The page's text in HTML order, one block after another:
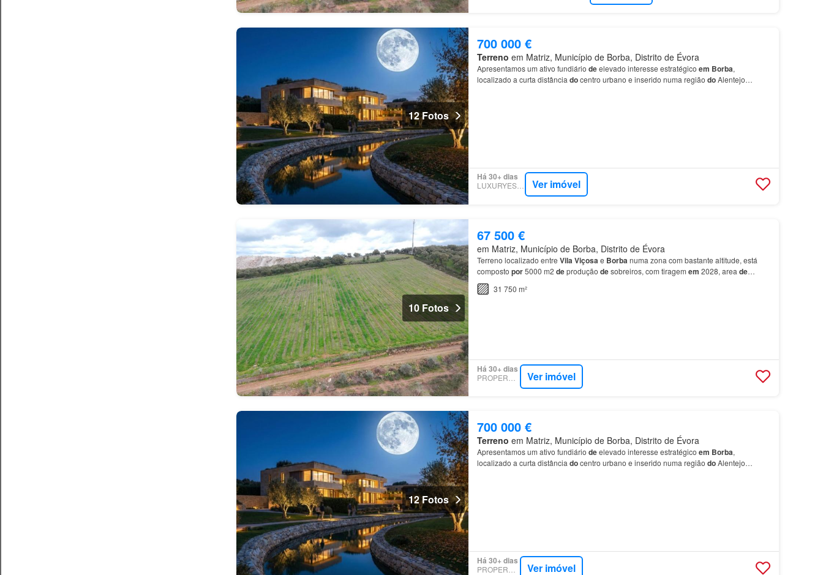
12 Fotos
700 000 €
Terreno em Matriz, Município de Borba, Distrito de Évora
Apresentamos um ativo fundiário deelevado interesse estratégico em Borba,
localizado a curta distância docentro urbano e inserido numa região doAlentejo
Há 30+ dias
LUXURYESTATE Ver imóvel
10 Fotos
67 500 €
em Matriz, Município de Borba, Distrito de Évora
Terreno localizado entre VilaViçosae Borbanuma zona com bastante altitude, está
composto por5000 m2 deprodução desobreiros, com tiragem em 2028, area de
produção
31 750 m²
Há 30+ dias
Ver imóvel
12 Fotos
700 000 €
Terreno em Matriz, Município de Borba, Distrito de Évora
Apresentamos um ativo fundiário deelevado interesse estratégico em Borba,
localizado a curta distância docentro urbano e inserido numa região doAlentejo
Há 30+ dias
Ver imóvel